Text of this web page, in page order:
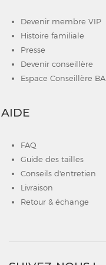
Devenir membre VIP
Histoire familiale
Presse
Devenir conseillère
Espace Conseillère BA
AIDE
FAQ
Guide des tailles
Conseils d'entretien
Livraison
Retour & échange